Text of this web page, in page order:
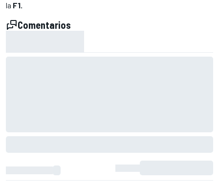
la F1.
Comentarios